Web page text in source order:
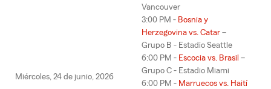
Miércoles, 24 de junio, 2026
Vancouver
3:00 PM - Bosnia y
Herzegovina vs. Catar –
Grupo B - Estadio Seattle
6:00 PM - Escocia vs. Brasil –
Grupo C - Estadio Miami
6:00 PM - Marruecos vs. Haití